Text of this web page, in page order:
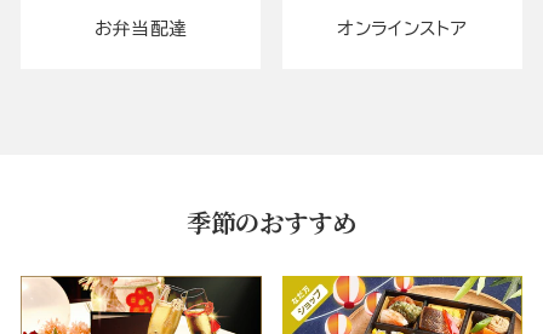
お弁当配達 オンラインストア
季節のおすすめ